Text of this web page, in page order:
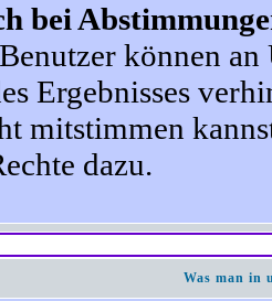
bei
können
Ergebnisses
mitstimmen
dazu.
Was man in